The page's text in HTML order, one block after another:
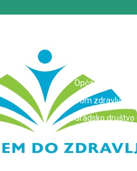
Zavod za javno
Opća bolnica dr.
Dom zdravlja
Gradsko društvo